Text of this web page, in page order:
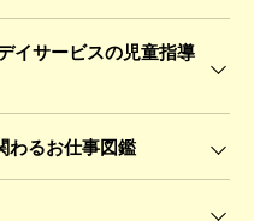
イサービスの児童指導
わるお仕事図鑑